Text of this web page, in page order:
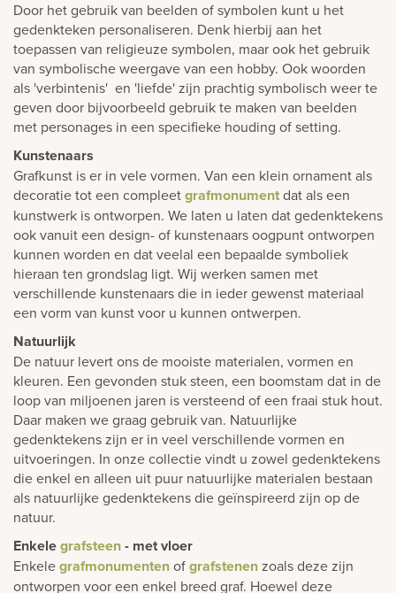
Door het gebruik van beelden of symbolen kunt u het
gedenkteken personaliseren. Denk hierbij aan het
toepassen van religieuze symbolen, maar ook het gebruik
van symbolische weergave van een hobby. Ook woorden
als 'verbintenis' en 'liefde' zijn prachtig symbolisch weer te
geven door bijvoorbeeld gebruik te maken van beelden
met personages in een specifieke houding of setting.
Kunstenaars
Grafkunst is er in vele vormen. Van een klein ornament als
decoratie tot een compleetgrafmonumentdat als een
kunstwerk is ontworpen. We laten u laten dat gedenktekens
ook vanuit een design- of kunstenaars oogpunt ontworpen
kunnen worden en dat veelal een bepaalde symboliek
hieraan ten grondslag ligt. Wij werken samen met
verschillende kunstenaars die in ieder gewenst materiaal
een vorm van kunst voor u kunnen ontwerpen.
Natuurlijk
De natuur levert ons de mooiste materialen, vormen en
kleuren. Een gevonden stuk steen, een boomstam dat in de
loop van miljoenen jaren is versteend of een fraai stuk hout.
Daar maken we graag gebruik van. Natuurlijke
gedenktekens zijn er in veel verschillende vormen en
uitvoeringen. In onze collectie vindt u zowel gedenktekens
die enkel en alleen uit puur natuurlijke materialen bestaan
als natuurlijke gedenktekens die geïnspireerd zijn op de
natuur.
Enkelegrafsteen- met vloer
Enkelegrafmonumentenofgrafstenenzoals deze zijn
ontworpen voor een enkel breed graf. Hoewel deze